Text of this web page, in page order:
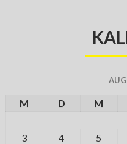
M D M
3
4 5